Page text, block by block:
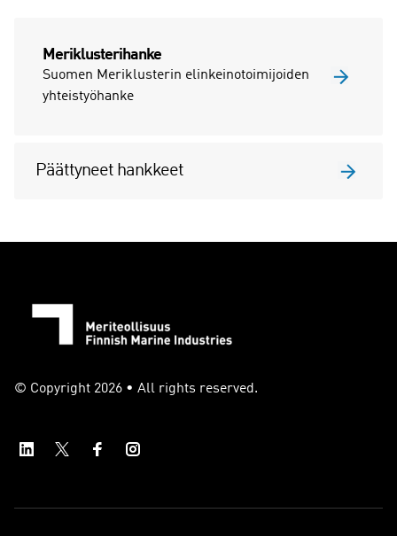
Meriklusterihanke
Suomen Meriklusterin elinkeinotoimijoiden
yhteistyöhanke
Päättyneet hankkeet
© Copyright 2026 • All rights reserved.